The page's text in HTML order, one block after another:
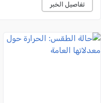
تفاصيل الخبر